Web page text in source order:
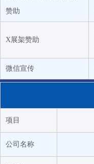
赞助
X展架赞助
微信宣传
项目
公司名称